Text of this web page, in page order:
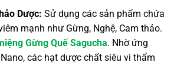
Dược: Sử dụng các sản phẩm chứa
mạnh như Gừng, Nghệ, Cam thảo.
Gừng Quế Sagucha. Nhờ ứng
các hạt dược chất siêu vi thẩm